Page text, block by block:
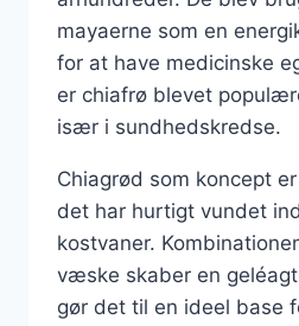
mayaerne som en
for at have medicinske
er chiafrø blevet
især i sundhedskredse.
Chiagrød som koncept
det har hurtigt vundet
kostvaner.
væske skaber en
gør det til en ideel base